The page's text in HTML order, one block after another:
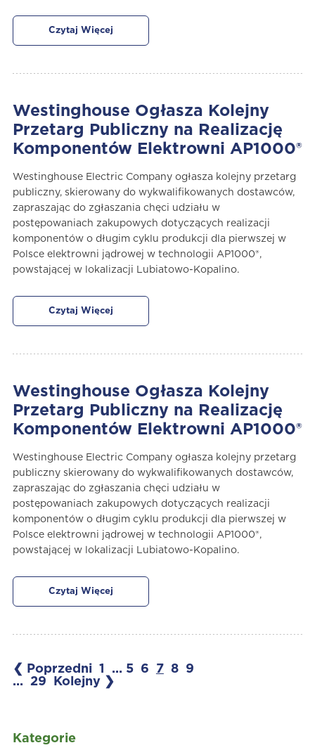
Kategorie
Czytaj Więcej
Westinghouse Ogłasza Kolejny
Przetarg Publiczny na Realizację
Komponentów Elektrowni AP1000®
Westinghouse Electric Company ogłasza kolejny przetarg
publiczny, skierowany do wykwalifikowanych dostawców,
zapraszając do zgłaszania chęci udziału w
postępowaniach zakupowych dotyczących realizacji
komponentów o długim cyklu produkcji dla pierwszej w
Polsce elektrowni jądrowej w technologii AP1000®,
powstającej w lokalizacji Lubiatowo-Kopalino.
Czytaj Więcej
Westinghouse Ogłasza Kolejny
Przetarg Publiczny na Realizację
Komponentów Elektrowni AP1000®
Westinghouse Electric Company ogłasza kolejny przetarg
publiczny skierowany do wykwalifikowanych dostawców,
zapraszając do zgłaszania chęci udziału w
postępowaniach zakupowych dotyczących realizacji
komponentów o długim cyklu produkcji dla pierwszej w
Polsce elektrowni jądrowej w technologii AP1000®,
powstającej w lokalizacji Lubiatowo-Kopalino.
Czytaj Więcej
❮ Poprzedni 1 ... 5 6 7 8
9
...
29 Kolejny ❯